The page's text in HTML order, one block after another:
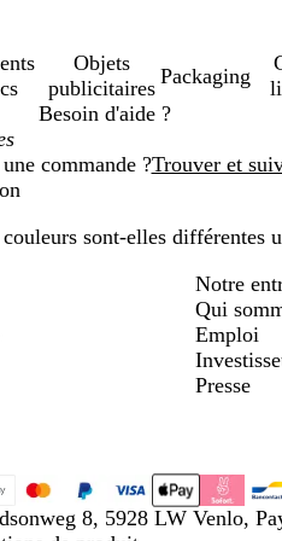
Objets
publicitaires
Packaging
Besoin d'aide ?
commande ?Trouver et
sont-elles différentes
Notre
Qui
Emploi
Presse
8, 5928 LW Venlo,